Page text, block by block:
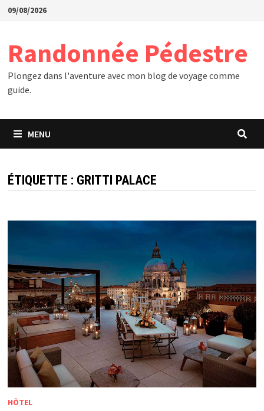
Passer
09/08/2026
Randonnée Pédestre
Plongez dans l'aventure avec mon blog de voyage comme
guide.
MENU
ÉTIQUETTE : GRITTI PALACE
HÔTEL